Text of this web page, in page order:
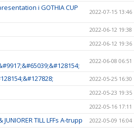
i GOTHIA CUP
2022-07-15 13:46
2022-06-12 19:38
2022-06-12 19:36
2022-06-08 06:51
2022-05-25 16:30
2022-05-23 19:35
2022-05-16 17:11
JUNIORER TILL LFFs A-trupp 2022-05-09 16:04